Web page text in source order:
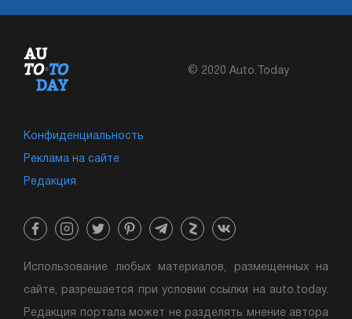
© 2020 Auto.Today
Конфиденциальность
Реклама на сайте
Редакция
Использование любых материалов, размещенных на
сайте, разрешается при условии ссылки на auto.today.
Редакция портала может не разделять мнение автора